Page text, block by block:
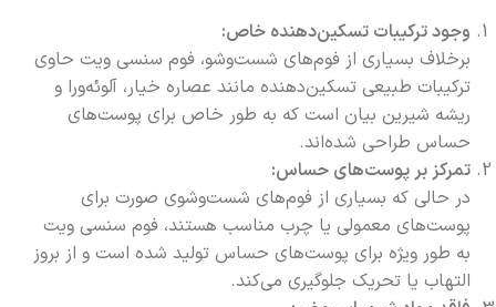
وجود ترکیبات تسکین‌دهنده خاص:
برخلاف بسیاری از فوم‌های شست‌وشو، فوم سنسی ویت حاوی
ترکیبات طبیعی تسکین‌دهنده مانند عصاره خیار، آلوئه‌ورا و
ریشه شیرین بیان است که به طور خاص برای پوست‌های
حساس طراحی شده‌اند.
تمرکز بر پوست‌های حساس:
در حالی که بسیاری از فوم‌های شست‌وشوی صورت برای
پوست‌های معمولی یا چرب مناسب هستند، فوم سنسی ویت
به طور ویژه برای پوست‌های حساس تولید شده است و از بروز
التهاب یا تحریک جلوگیری می‌کند.